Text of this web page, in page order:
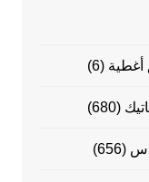
أغطية (6)
(680)
(656)